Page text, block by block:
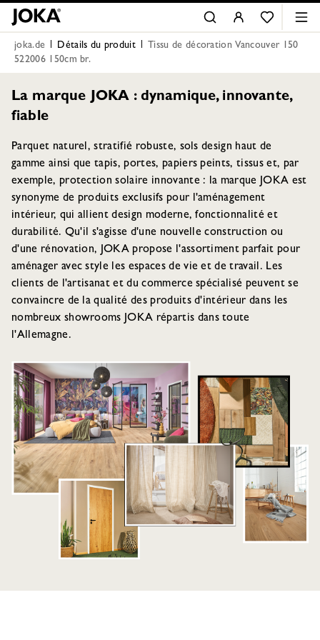
joka.de Détails du produit
Tissu de décoration Vancouver 150
522006 150cm br.
La marque JOKA : dynamique, innovante,
fiable
Parquet naturel, stratifié robuste, sols design haut de
gamme ainsi que tapis, portes, papiers peints, tissus et, par
exemple, protection solaire innovante : la marque JOKA est
synonyme de produits exclusifs pour l'aménagement
intérieur, qui allient design moderne, fonctionnalité et
durabilité. Qu'il s'agisse d'une nouvelle construction ou
d'une rénovation, JOKA propose l'assortiment parfait pour
aménager avec style les espaces de vie et de travail. Les
clients de l'artisanat et du commerce spécialisé peuvent se
convaincre de la qualité des produits d'intérieur dans les
nombreux showrooms JOKA répartis dans toute
l'Allemagne.